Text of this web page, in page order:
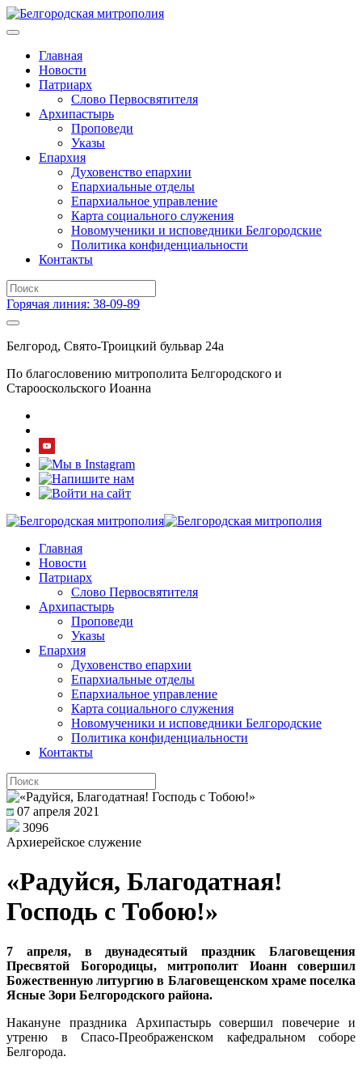
Главная
Новости
Патриарх
Слово Первосвятителя
Архипастырь
Проповеди
Указы
Епархия
Духовенство епархии
Епархиальные отделы
Епархиальное управление
Карта социального служения
Новомученики и исповедники Белгородские
Политика конфиденциальности
Контакты
Горячая линия: 38-09-89
Белгород, Свято-Троицкий бульвар 24а
По благословению митрополита Белгородского и
Старооскольского Иоанна
Главная
Новости
Патриарх
Слово Первосвятителя
Архипастырь
Проповеди
Указы
Епархия
Духовенство епархии
Епархиальные отделы
Епархиальное управление
Карта социального служения
Новомученики и исповедники Белгородские
Политика конфиденциальности
Контакты
07 апреля 2021
3096
Архиерейское служение
«Радуйся, Благодатная!
Господь с Тобою!»
7 апреля, в двунадесятый праздник Благовещения
Пресвятой Богородицы, митрополит Иоанн совершил
Божественную литургию в Благовещенском храме поселка
Ясные Зори Белгородского района.
Накануне праздника Архипастырь совершил повечерие и
утреню в Спасо-Преображенском кафедральном соборе
Белгорода.